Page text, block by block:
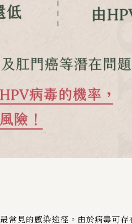
常見的感染途徑。由於病毒可存